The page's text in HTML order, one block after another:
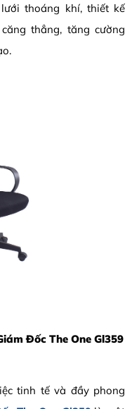
thoáng khí, thiết kế
thẳng, tăng cường
Đốc The One Gl359
tinh tế và đầy phong